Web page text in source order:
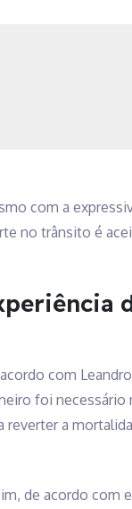
com a
no trânsito é
com
foi necessário
reverter a
de acordo com